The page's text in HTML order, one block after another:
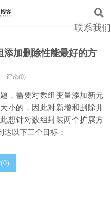
联系我们
添加删除性能最好的方
评论(0)
，需要对数组变量添加新元
小的，因此对新增和删除并
想针对数组封装两个扩展方
以下三个目标：
0)